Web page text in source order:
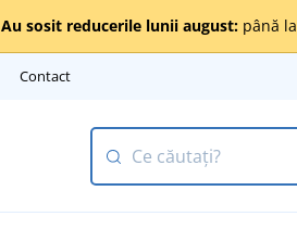
Au sosit reducerile lunii august: până la
Contact